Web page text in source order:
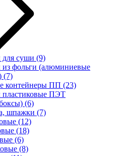
для суши (9)
из фольги (алюминиевые
(7)
контейнеры ПП (23)
пластиковые ПЭТ
(6)
шпажки (7)
(12)
(18)
(6)
(8)